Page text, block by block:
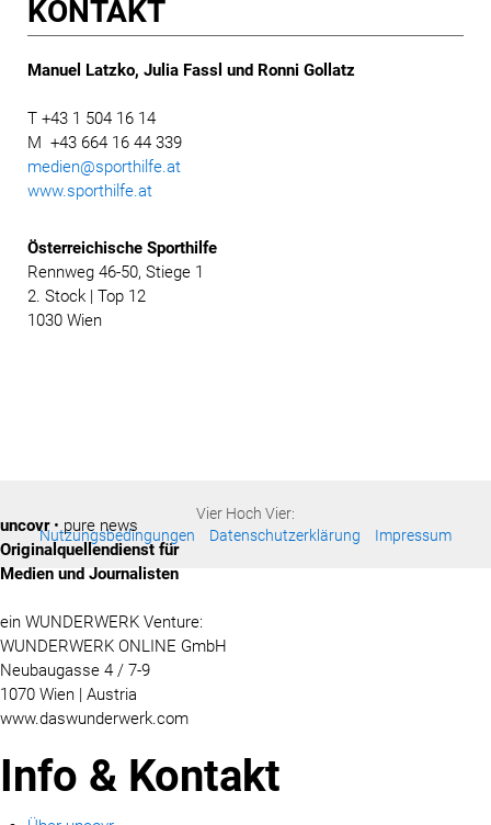
KONTAKT
Manuel Latzko, Julia Fassl und Ronni Gollatz
T +43 1 504 16 14
M +43 664 16 44 339
medien@sporthilfe.at
www.sporthilfe.at
Österreichische Sporthilfe
Rennweg 46-50, Stiege 1
2. Stock | Top 12
1030 Wien
Vier Hoch Vier:
Nutzungsbedingungen
Datenschutzerklärung Impressum
uncovr• pure news
Originalquellendienst für
Medien und Journalisten
ein WUNDERWERK Venture:
WUNDERWERK ONLINE GmbH
Neubaugasse 4 / 7-9
1070 Wien | Austria
www.daswunderwerk.com
Info & Kontakt